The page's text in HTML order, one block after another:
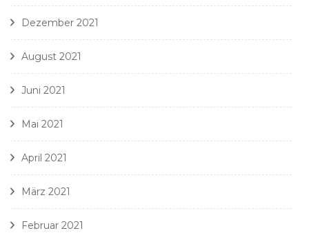
Dezember 2021
August 2021
Juni 2021
Mai 2021
April 2021
März 2021
Februar 2021